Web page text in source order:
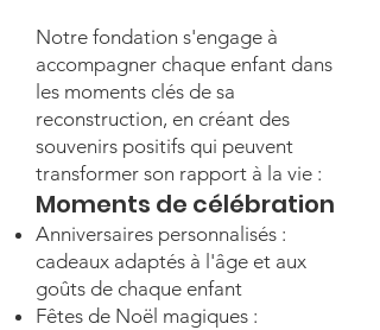
Notre fondation s'engage à
accompagner chaque enfant dans
les moments clés de sa
reconstruction, en créant des
souvenirs positifs qui peuvent
transformer son rapport à la vie :
Moments de célébration
Anniversaires personnalisés :
cadeaux adaptés à l'âge et aux
goûts de chaque enfant
Fêtes de Noël magiques :